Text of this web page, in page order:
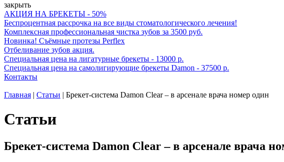
закрыть
АКЦИЯ НА БРЕКЕТЫ - 50%
Беспроцентная рассрочка на все виды стоматологического лечения!
Комплексная профессиональная чистка зубов за 3500 руб.
Новинка! Съёмные протезы Perflex
Отбеливание зубов акция.
Специальная цена на лигатурные брекеты - 13000 р.
Специальная цена на самолигирующие брекеты Damon - 37500 р.
Контакты
Главная | Статьи | Брекет-система Damon Clear – в арсенале врача номер один
Статьи
Брекет-система Damon Clear – в арсенале врача